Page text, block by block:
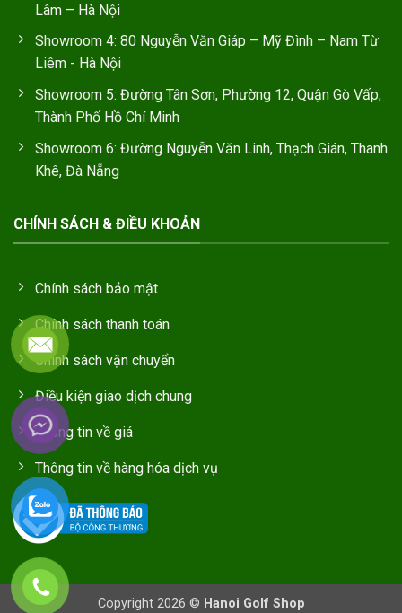
Lâm – Hà Nội
Showroom 4: 80 Nguyễn Văn Giáp – Mỹ Đình – Nam Từ
Liêm - Hà Nội
Showroom 5: Đường Tân Sơn, Phường 12, Quận Gò Vấp,
Thành Phố Hồ Chí Minh
Showroom 6: Đường Nguyễn Văn Linh, Thạch Gián, Thanh
Khê, Đà Nẵng
CHÍNH SÁCH & ĐIỀU KHOẢN
Chính sách bảo mật
Chính sách thanh toán
Chính sách vận chuyển
Điều kiện giao dịch chung
Thông tin về giá
Thông tin về hàng hóa dịch vụ
Copyright 2026 © Hanoi Golf Shop